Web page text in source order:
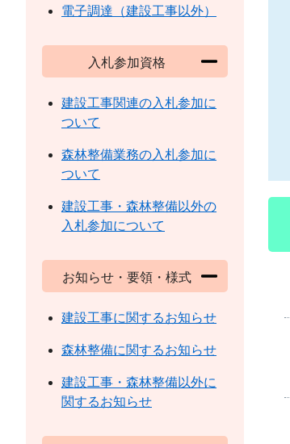
電子調達（建設工事以外）
入札参加資格
建設工事関連の入札参加に
ついて
森林整備業務の入札参加に
ついて
建設工事・森林整備以外の
入札参加について
お知らせ・要領・様式
建設工事に関するお知らせ
森林整備に関するお知らせ
建設工事・森林整備以外に
関するお知らせ